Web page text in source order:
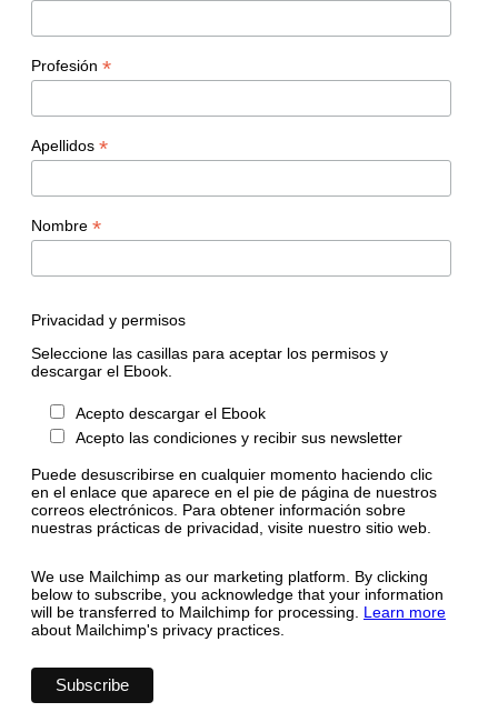
Profesión *
Apellidos *
Nombre *
Privacidad y permisos
Seleccione las casillas para aceptar los permisos y
descargar el Ebook.
Acepto descargar el Ebook
Acepto las condiciones y recibir sus newsletter
Puede desuscribirse en cualquier momento haciendo clic
en el enlace que aparece en el pie de página de nuestros
correos electrónicos. Para obtener información sobre
nuestras prácticas de privacidad, visite nuestro sitio web.
We use Mailchimp as our marketing platform. By clicking
below to subscribe, you acknowledge that your information
will be transferred to Mailchimp for processing. Learn more
about Mailchimp's privacy practices.